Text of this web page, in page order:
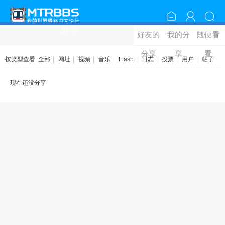
好友的
分享
我的分
享
随便看
看
按类型查看: 全部 网址 视频 音乐 Flash 日志 投票 | 用户 帖子
现在还没分享